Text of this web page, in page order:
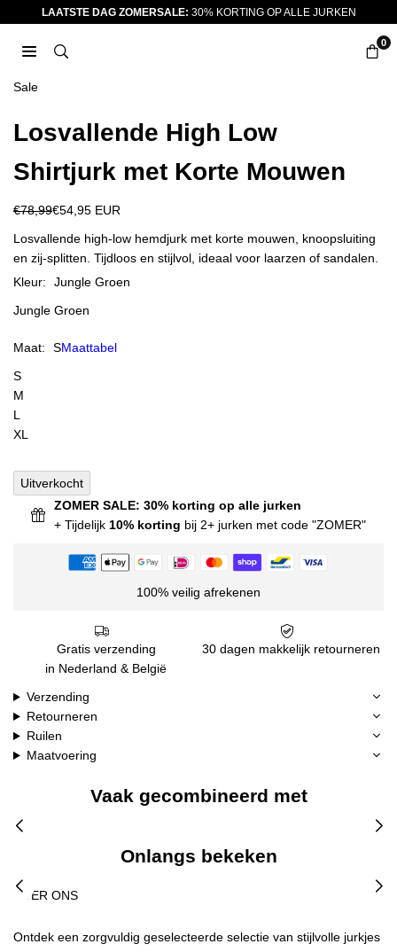
naar
inhoud
LAATSTE DAG ZOMERSALE: 30% KORTING OP ALLE JURKEN
0
Sale
Losvallende High Low
Shirtjurk met Korte Mouwen
Reguliere
prijs
€78,99€54,95 EUR
Losvallende high-low hemdjurk met korte mouwen, knoopsluiting
en zij-splitten. Tijdloos en stijlvol, ideaal voor laarzen of sandalen.
Kleur:
Jungle Groen
Jungle Groen
Maat: SMaattabel
S
M
L
XL
Uitverkocht
ZOMER SALE: 30% korting op alle jurken
+ Tijdelijk 10% korting bij 2+ jurken met code "ZOMER"
100% veilig afrekenen
Gratis verzending
in Nederland & België
30 dagen makkelijk retourneren
Verzending
Retourneren
Ruilen
Maatvoering
Vaak gecombineerd met
Onlangs bekeken
OVER ONS
Ontdek een zorgvuldig geselecteerde selectie van stijlvolle jurkjes